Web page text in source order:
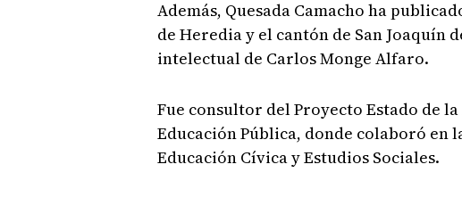
Además, Quesada Camacho ha
de Heredia y el cantón de San Joaquín
intelectual de Carlos Monge Alfaro.
Fue consultor del Proyecto Estado de
Educación Pública, donde colaboró en
Educación Cívica y Estudios Sociales.